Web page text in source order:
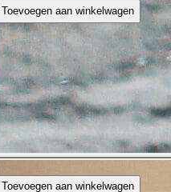
Toevoegen aan winkelwagen
Toevoegen aan winkelwagen